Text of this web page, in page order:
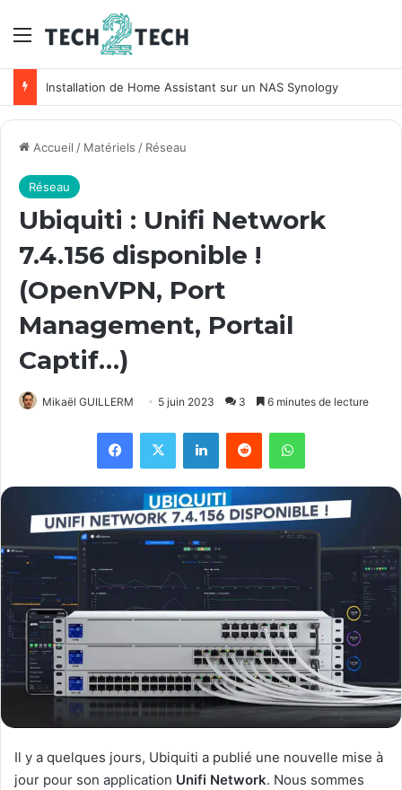
Menu
Installation de Home Assistant sur un NAS Synology
Accueil / Matériels / Réseau
Réseau
Ubiquiti : Unifi Network
7.4.156 disponible !
(OpenVPN, Port
Management, Portail
Captif…)
Mikaël GUILLERM 5 juin 2023 3 6 minutes de lecture
Facebook
X LinkedinReddit WhatsApp
Il y a quelques jours, Ubiquiti a publié une nouvelle mise à
jour pour son application Unifi Network. Nous sommes